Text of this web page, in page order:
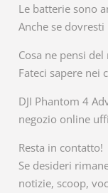
Le batterie sono
Anche se
Cosa ne pensi
Fateci sapere nei
DJI Phantom 4
negozio online
Resta in contatto!
Se desideri
notizie, scoop,